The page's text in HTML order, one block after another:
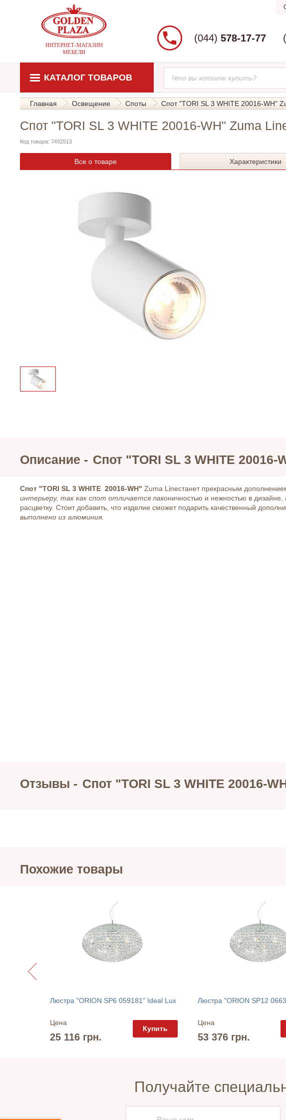
ИНТЕРНЕТ-МАГАЗИН
МЕБЕЛИ
(044) 578-17-77
КАТАЛОГ ТОВАРОВ
Главная Освещение Споты Спот "TORI SL 3 WHITE 20016-WH"
Спот "TORI SL 3 WHITE 20016-WH" Zuma
Код товара: 7492513
Все о товаре Характеристики
Описание - Спот "TORI SL 3 WHITE 20016-
Спот "TORI SL 3 WHITE 20016-WH" Zuma Lineстанет прекрасным
интерьеру, так как спот отличается лаконичностью и нежностью в
расцветку. Стоит добавить, что изделие сможет подарить качественный
выполнено из алюминия.
Отзывы - Спот "TORI SL 3 WHITE 20016-
Похожие товары
Люстра "ORION SP6 059181" Ideal Lux
Цена
25 116 грн.
Купить
Цена
53 376 грн.
Получайте